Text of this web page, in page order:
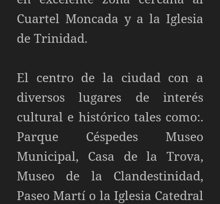
Cuartel Moncada y a la Iglesia
de Trinidad.
El centro de la ciudad con a
diversos lugares de interés
cultural e histórico tales como:.
Parque Céspedes Museo
Municipal, Casa de la Trova,
Museo de la Clandestinidad,
Paseo Martí o la Iglesia Catedral